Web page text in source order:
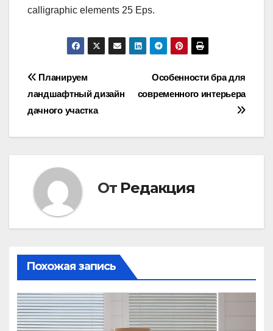
calligraphic elements 25 Eps.
Навигация
по
записям
Особенности бра для
современного интерьера
Планируем
ландшафтный дизайн
дачного участка
От Редакция
Похожая запись